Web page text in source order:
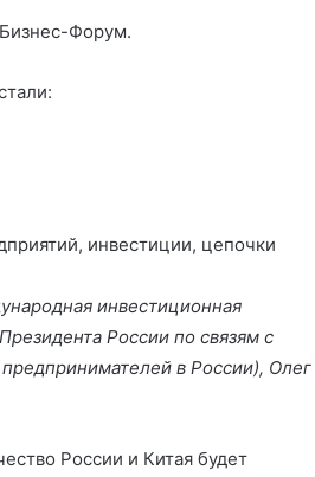
Форум.
инвестиции, цепочки
инвестиционная
России по связям с
в России), Олег
России и Китая будет